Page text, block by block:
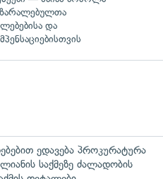
და
ედავება პროკურატურა
საქმეზე ძალადობის